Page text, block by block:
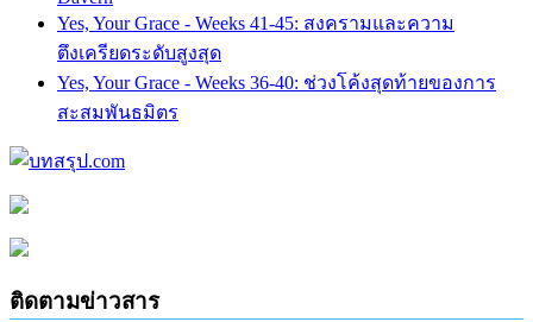
Yes, Your Grace - Weeks 41-45: สงครามและความ
ตึงเครียดระดับสูงสุด
Yes, Your Grace - Weeks 36-40: ช่วงโค้งสุดท้ายของการ
สะสมพันธมิตร
ติดตามข่าวสาร